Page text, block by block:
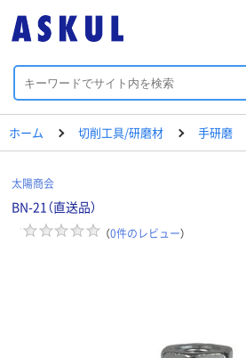
ホーム 切削工具/研磨材 手研磨
太陽商会
BN-21（直送品）
（0件のレビュー）